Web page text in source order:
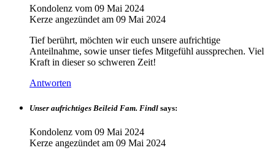
Kondolenz vom 09 Mai 2024
Kerze angezündet am 09 Mai 2024
Tief berührt, möchten wir euch unsere aufrichtige
Anteilnahme, sowie unser tiefes Mitgefühl aussprechen. Viel
Kraft in dieser so schweren Zeit!
Antworten
Unser aufrichtiges Beileid Fam. Findl says:
Kondolenz vom 09 Mai 2024
Kerze angezündet am 09 Mai 2024